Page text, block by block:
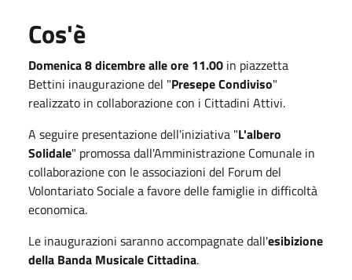
Cos'è
Domenica 8 dicembrealle ore 11.00 in piazzetta
Bettini inaugurazione del "Presepe Condiviso"
realizzato in collaborazione con i Cittadini Attivi.
A seguire presentazione dell'iniziativa "L'albero
Solidale" promossa dall'Amministrazione Comunale in
collaborazione con le associazioni del Forum del
Volontariato Sociale a favore delle famiglie in difficoltà
economica.
Le inaugurazioni saranno accompagnate dall'esibizione
della Banda Musicale Cittadina.